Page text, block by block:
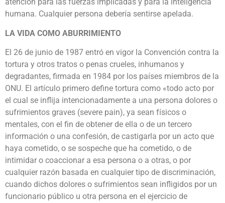
atención para las fuerzas implicadas y para la inteligencia
humana. Cualquier persona debería sentirse apelada.
LA VIDA COMO ABURRIMIENTO
El 26 de junio de 1987 entró en vigor la Convención contra la
tortura y otros tratos o penas crueles, inhumanos y
degradantes, firmada en 1984 por los países miembros de la
ONU. El artículo primero define tortura como «todo acto por
el cual se inflija intencionadamente a una persona dolores o
sufrimientos graves (severe pain), ya sean físicos o
mentales, con el fin de obtener de ella o de un tercero
información o una confesión, de castigarla por un acto que
haya cometido, o se sospeche que ha cometido, o de
intimidar o coaccionar a esa persona o a otras, o por
cualquier razón basada en cualquier tipo de discriminación,
cuando dichos dolores o sufrimientos sean infligidos por un
funcionario público u otra persona en el ejercicio de